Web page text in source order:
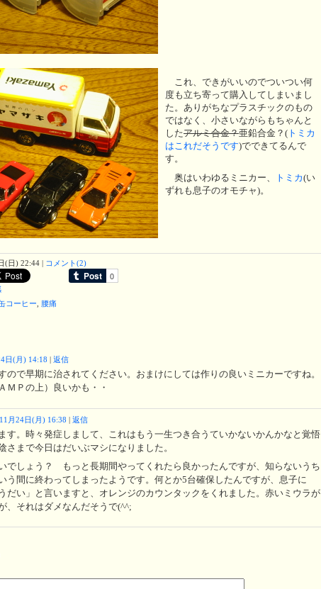
これ、できがいいのでついつい何
度も立ち寄って購入してしまいまし
た。ありがちなプラスチックのもの
ではなく、小さいながらもちゃんと
したアルミ合金？亜鉛合金？( トミカ
はこれだそうです)でできてるんで
す。
奥はいわゆるミニカー、
トミカ(い
ずれも息子のオモチャ)。
(日) 22:44 | コメント(2)
コーヒー 腰痛
日(月) 14:18 | 返信
ので早期に治されてください。おまけにしては作りの良いミニカーですね。
ＭＰの上）良いかも・・
月24日(月) 16:38 | 返信
す。時々発症しまして、これはもう一生つき合うていかないかんかなと覚悟
さまで今日はだいぶマシになりました。
でしょう？ もっと長期間やってくれたら良かったんですが、知らないうち
う間に終わってしまったようです。何とか5台確保したんですが、息子に
だい」と言いますと、オレンジのカウンタックをくれました。赤いミウラが
、それはダメなんだそうで(^^;